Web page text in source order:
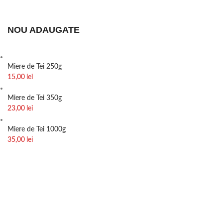
NOU ADAUGATE
Miere de Tei 250g
15,00 lei
Miere de Tei 350g
23,00 lei
Miere de Tei 1000g
35,00 lei